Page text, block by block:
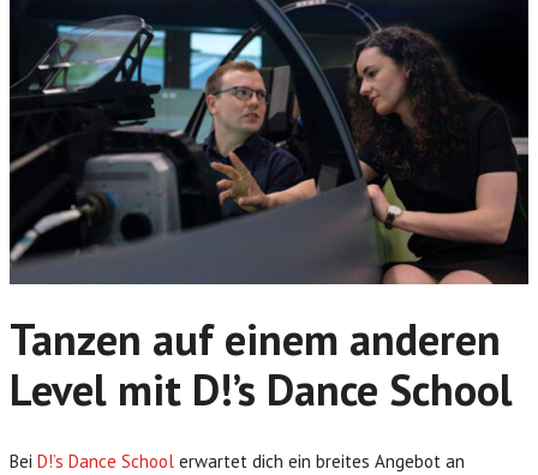
Tanzen auf einem anderen
Level mit D!’s Dance School
Bei D!’s Dance School erwartet dich ein breites Angebot an